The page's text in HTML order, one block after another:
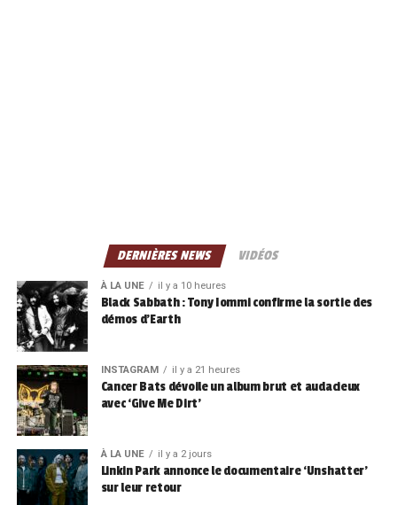
DERNIÈRES NEWS VIDÉOS
À LA UNE il y a 10 heures
Black Sabbath : Tony Iommi confirme la sortie des
démos d’Earth
INSTAGRAM il y a 21 heures
Cancer Bats dévoile un album brut et audacieux
avec ‘Give Me Dirt’
À LA UNE il y a 2 jours
Linkin Park annonce le documentaire ‘Unshatter’
sur leur retour